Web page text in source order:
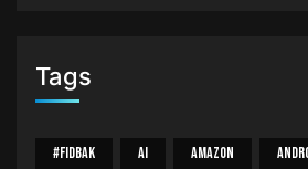
Tags
#Fidbak AI Amazon